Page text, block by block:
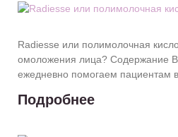
Radiesse или полимолочная
омоложения лица? Содержание
ежедневно помогаем пациентам
Подробнее